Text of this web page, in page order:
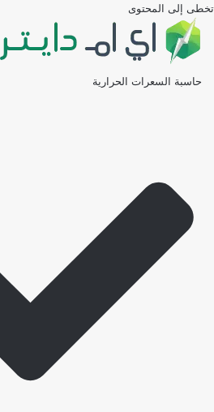
تخطى إلى المحتوى
حاسبة السعرات الحرارية